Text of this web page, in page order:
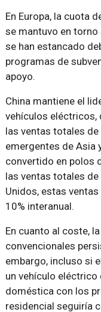
En Europa, la cuota
se mantuvo en torno
se han estancado
programas de
apoyo.
China mantiene el
vehículos eléctricos,
las ventas totales
emergentes de Asia
convertido en polos
las ventas totales
Unidos, estas
10% interanual.
En cuanto al coste,
convencionales
embargo, incluso si
un vehículo eléctrico
doméstica con los
residencial seguiría